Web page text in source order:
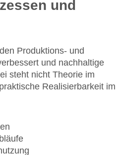
und
Produktions- und
und nachhaltige
steht nicht Theorie im
Realisierbarkeit im